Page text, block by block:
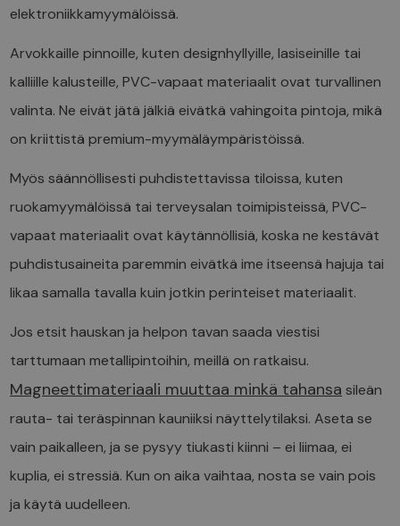
elektroniikkamyymälöissä.
Arvokkaille pinnoille, kuten designhyllyille, lasiseinille tai
kalliille kalusteille, PVC-vapaat materiaalit ovat turvallinen
valinta. Ne eivät jätä jälkiä eivätkä vahingoita pintoja, mikä
on kriittistä premium-myymäläympäristöissä.
Myös säännöllisesti puhdistettavissa tiloissa, kuten
ruokamyymälöissä tai terveysalan toimipisteissä, PVC-
vapaat materiaalit ovat käytännöllisiä, koska ne kestävät
puhdistusaineita paremmin eivätkä ime itseensä hajuja tai
likaa samalla tavalla kuin jotkin perinteiset materiaalit.
Jos etsit hauskan ja helpon tavan saada viestisi
tarttumaan metallipintoihin, meillä on ratkaisu.
Magneettimateriaali muuttaa minkä tahansa sileän
rauta- tai teräspinnan kauniiksi näyttelytilaksi. Aseta se
vain paikalleen, ja se pysyy tiukasti kiinni – ei liimaa, ei
kuplia, ei stressiä. Kun on aika vaihtaa, nosta se vain pois
ja käytä uudelleen.